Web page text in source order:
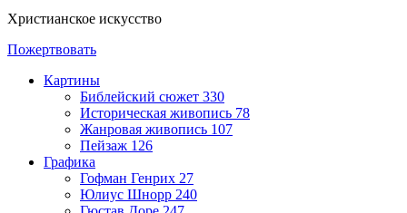
Христианское искусство
Пожертвовать
Картины
Библейский сюжет 330
Историческая живопись 78
Жанровая живопись 107
Пейзаж 126
Графика
Гофман Генрих 27
Юлиус Шнорр 240